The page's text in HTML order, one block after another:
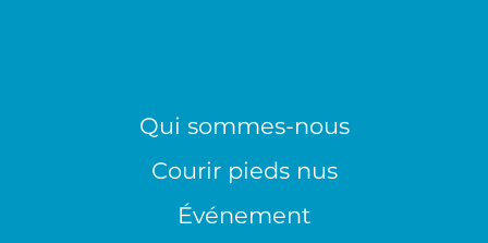
Qui sommes-nous
Courir pieds nus
Événement